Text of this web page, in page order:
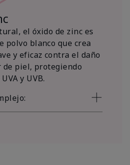
el óxido de zinc es
polvo blanco que crea
y eficaz contra el daño
de piel, protegiendo
y UVB.